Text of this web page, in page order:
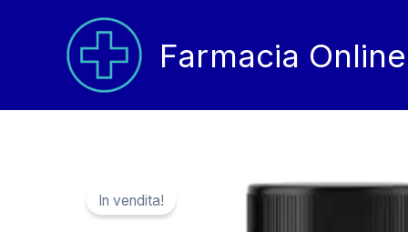
contenuto
Farmacia Online
In vendita!